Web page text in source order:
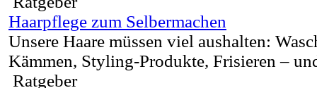
Haarpflege zum Selbermachen
Unsere Haare müssen viel aushalten:
Kämmen, Styling-Produkte, Frisieren –
Ratgeber